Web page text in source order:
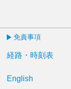
免責事項
経路・時刻表
English